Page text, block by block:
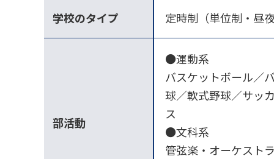
学校のタイプ 定時制（単位制・昼
部活動
●運動系
バスケットボール／
球／軟式野球／サッ
ス
●文科系
管弦楽・オーケスト